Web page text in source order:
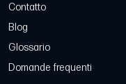
Contatto
Blog
Glossario
Domande frequenti